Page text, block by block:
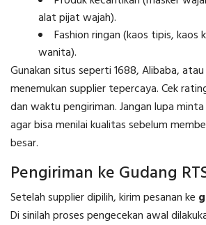
alat pijat wajah).
Fashion ringan (kaos tipis, kaos
wanita).
Gunakan situs seperti 1688, Alibaba,
menemukan supplier tepercaya. Cek
dan waktu pengiriman. Jangan lupa minta
agar bisa menilai kualitas sebelum
besar.
Pengiriman ke Gudang
Setelah supplier dipilih, kirim pesanan ke
Di sinilah proses pengecekan awal